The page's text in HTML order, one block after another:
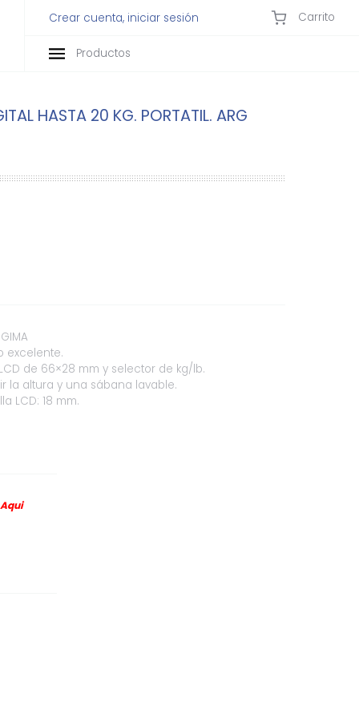
Crear cuenta, iniciar sesión Carrito
Productos
HASTA 20 KG. PORTATIL. ARG
excelente.
de 66×28 mm y selector de kg/lb.
la altura y una sábana lavable.
LCD: 18 mm.
Aqui